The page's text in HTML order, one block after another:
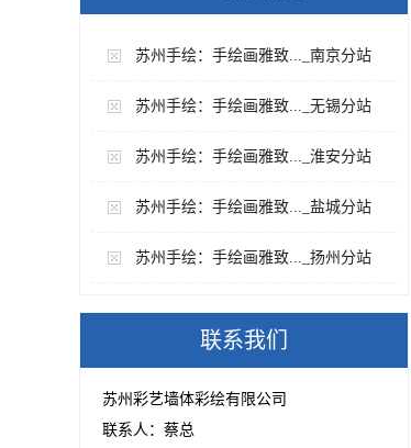
苏州手绘：手绘画雅致..._南京分站
苏州手绘：手绘画雅致..._无锡分站
苏州手绘：手绘画雅致..._淮安分站
苏州手绘：手绘画雅致..._盐城分站
苏州手绘：手绘画雅致..._扬州分站
联系我们
苏州彩艺墙体彩绘有限公司
联系人：蔡总